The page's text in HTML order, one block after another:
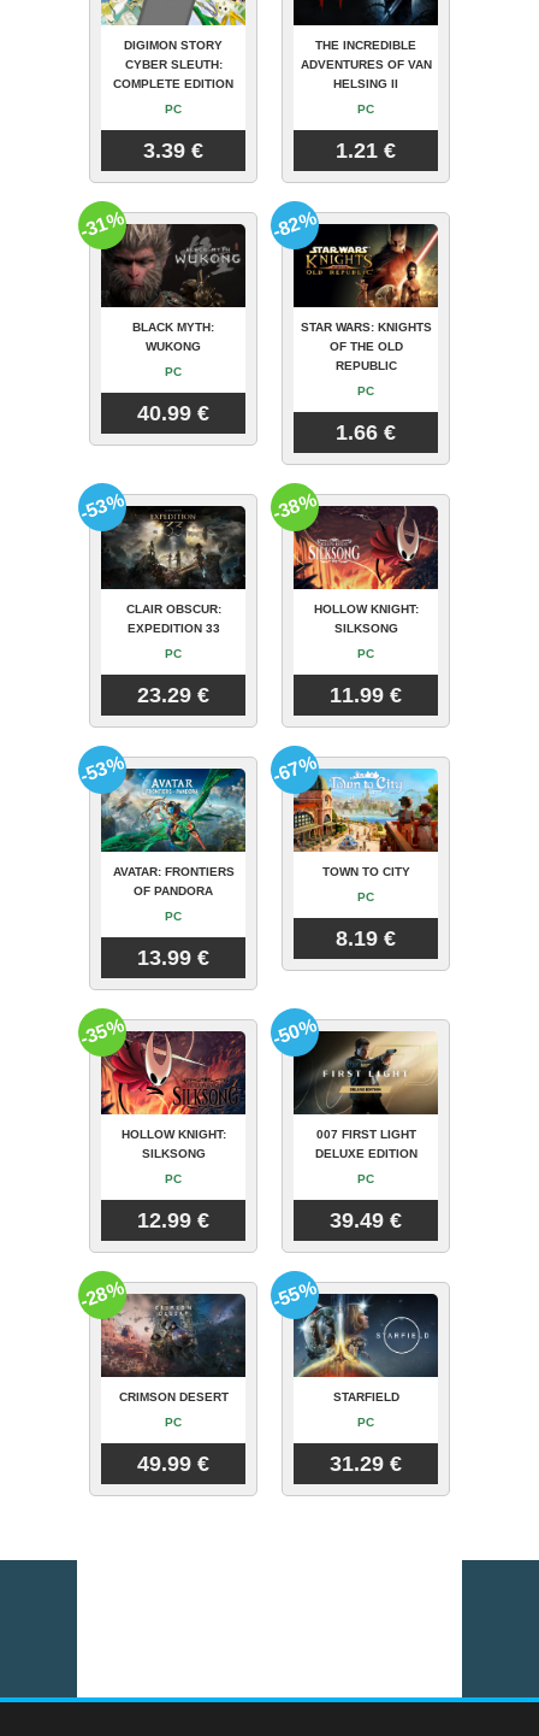
DIGIMON STORY
CYBER SLEUTH:
COMPLETE EDITION
PC
3.39 €
THE INCREDIBLE
ADVENTURES OF VAN
HELSING II
PC
1.21 €
BLACK MYTH:
WUKONG
PC
40.99 €
-31%
STAR WARS: KNIGHTS
OF THE OLD
REPUBLIC
PC
1.66 €
-82%
CLAIR OBSCUR:
EXPEDITION 33
PC
23.29 €
-53%
HOLLOW KNIGHT:
SILKSONG
PC
11.99 €
-38%
AVATAR: FRONTIERS
OF PANDORA
PC
13.99 €
-53%
TOWN TO CITY
PC
8.19 €
-67%
HOLLOW KNIGHT:
SILKSONG
PC
12.99 €
-35%
007 FIRST LIGHT
DELUXE EDITION
PC
39.49 €
-50%
CRIMSON DESERT
PC
49.99 €
-28%
STARFIELD
PC
31.29 €
-55%